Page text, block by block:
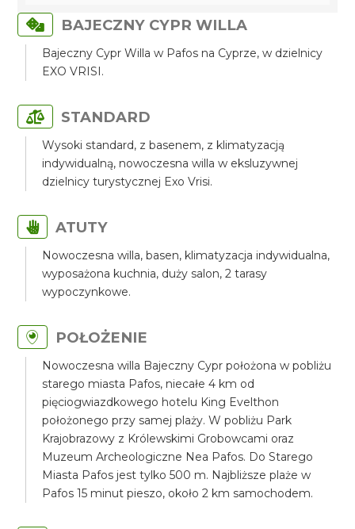
BAJECZNY CYPR WILLA
Bajeczny Cypr Willa w Pafos na Cyprze, w dzielnicy
EXO VRISI.
STANDARD
Wysoki standard, z basenem, z klimatyzacją
indywidualną, nowoczesna willa w eksluzywnej
dzielnicy turystycznej Exo Vrisi.
ATUTY
Nowoczesna willa, basen, klimatyzacja indywidualna,
wyposażona kuchnia, duży salon, 2 tarasy
wypoczynkowe.
POŁOŻENIE
Nowoczesna willa Bajeczny Cypr położona w pobliżu
starego miasta Pafos, niecałe 4 km od
pięciogwiazdkowego hotelu King Evelthon
położonego przy samej plaży. W pobliżu Park
Krajobrazowy z Królewskimi Grobowcami oraz
Muzeum Archeologiczne Nea Pafos. Do Starego
Miasta Pafos jest tylko 500 m. Najbliższe plaże w
Pafos 15 minut pieszo, około 2 km samochodem.